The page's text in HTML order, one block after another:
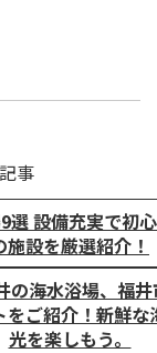
事
選 設備充実で初
施設を厳選紹介！
の海水浴場、福
をご紹介！新鮮な
光を楽しもう。